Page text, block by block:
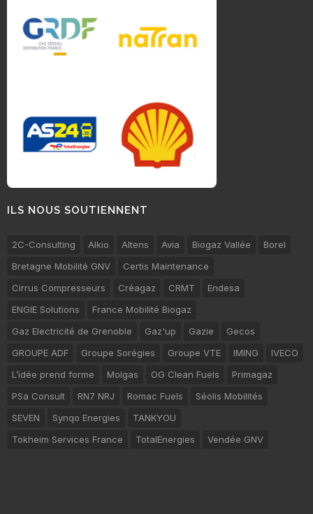
ILS NOUS SOUTIENNENT
2C-Consulting Alkio Altens Avia Biogaz Vallée
Borel
Bretagne Mobilité GNV
Certis Maintenance
Cirrus Compresseurs
Créagaz CRMT
Endesa
ENGIE Solutions
France Mobilité Biogaz
Gaz Electricité de Grenoble
Gaz'up Gazie
Gecos
GROUPE ADF
Groupe Sorégies Groupe VTE IMING
IVECO
L’idée prend forme
Molgas OG Clean Fuels
Primagaz
PSa Consult
RN7 NRJ Romac Fuels
Séolis Mobilités
SEVEN
Synqo Energies
TANKYOU
Tokheim Services France
TotalEnergies Vendée GNV